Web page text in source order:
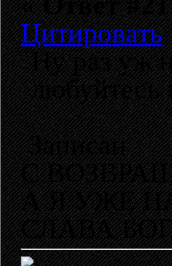
Цитировать
Ну раз уж
любуйтесь
Записан
С
А Я УЖЕ
СЛАВА